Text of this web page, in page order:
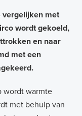
vergelijken met
wordt gekoeld,
en naar
met een
wordt warmte
met behulp van